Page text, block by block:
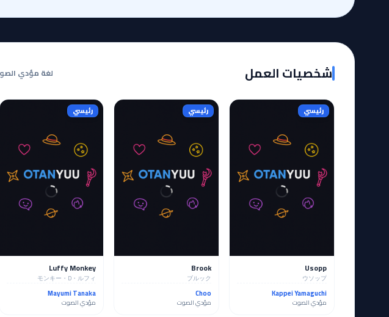
شخصيات العمل لغة مؤدي
رئيسي
Usopp
ウソップ
Kappei Yamaguchi
مؤدي الصوت
رئيسي
Brook
ブルック
Choo
مؤدي الصوت
رئيسي
Luffy Monkey
モンキー・D・ルフィ
Mayumi Tanaka
مؤدي الصوت